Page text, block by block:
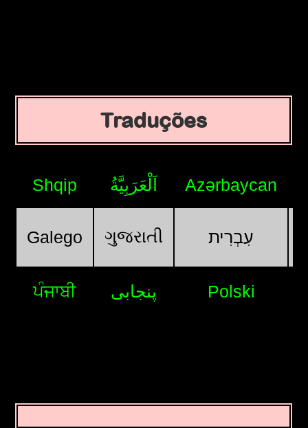
Traduções
Shqip اَلْعَرَبِيَّةُ Azərbaycan
Galego ગુજરાતી עִבְרִית
ਪੰਜਾਬੀ پنجابی Polski